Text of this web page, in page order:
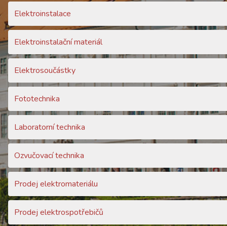
Elektroinstalace
Elektroinstalační materiál
Elektrosoučástky
Fototechnika
Laboratorní technika
Ozvučovací technika
Prodej elektromateriálu
Prodej elektrospotřebičů